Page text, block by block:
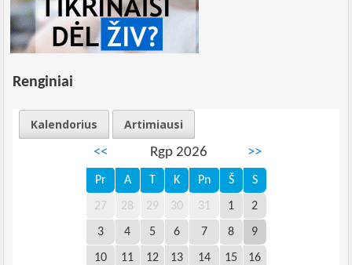
Renginiai
Kalendorius
Artimiausi
<<
Rgp 2026 >>
Pr A T K Pn Š S
27 28 29 30 31 1 2
3 4 5 6 7 8 9
10 11 12 13 14 15 16